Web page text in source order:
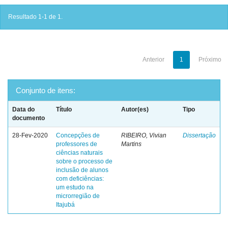
Resultado 1-1 de 1.
Anterior 1 Próximo
Conjunto de itens:
Data do
documento
Título Autor(es) Tipo
28-Fev-2020
Concepções de
professores de
ciências naturais
sobre o processo de
inclusão de alunos
com deficiências:
um estudo na
microrregião de
Itajubá
RIBEIRO, Vivian
Martins
Dissertação